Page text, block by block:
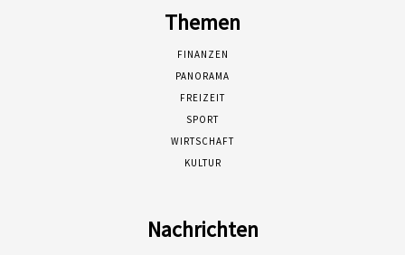
Themen
FINANZEN
PANORAMA
FREIZEIT
SPORT
WIRTSCHAFT
KULTUR
Nachrichten